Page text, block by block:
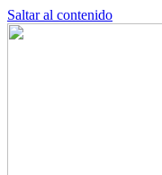
Saltar al contenido